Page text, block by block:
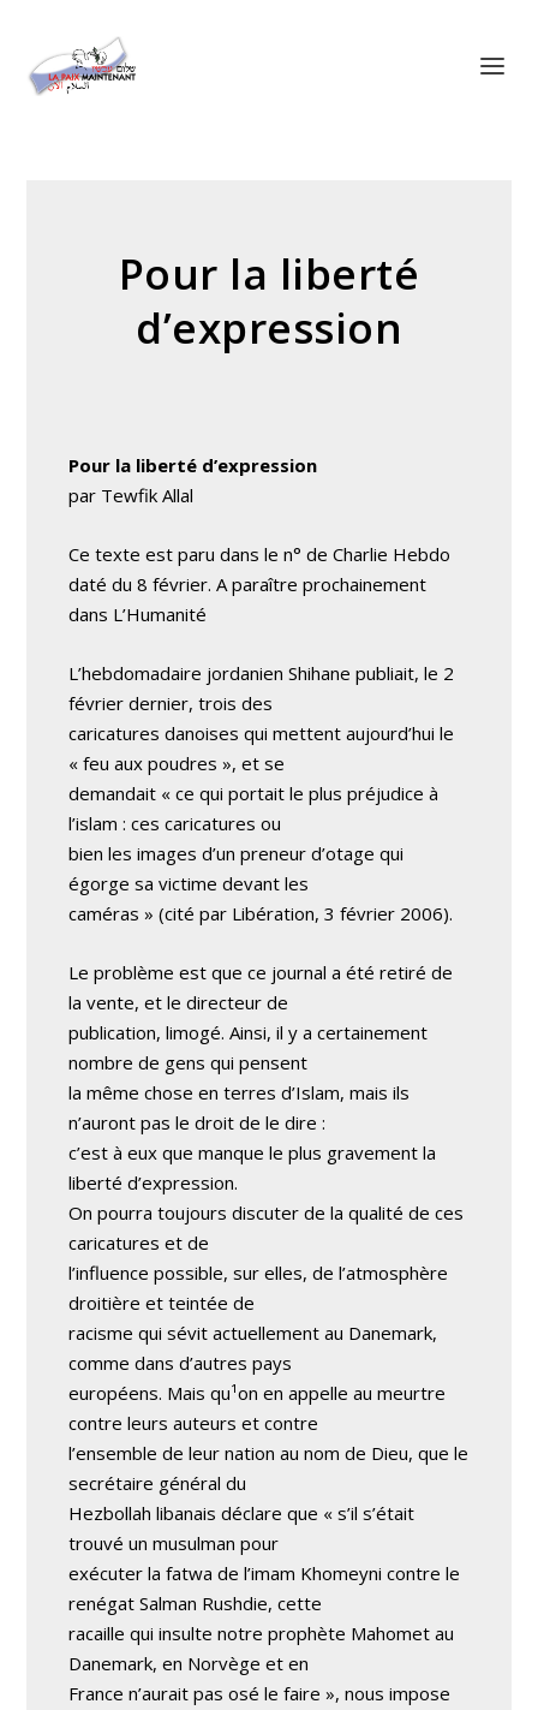
Pour la liberté
d’expression
Pour la liberté d’expression
par Tewfik Allal
Ce texte est paru dans le n° de Charlie Hebdo
daté du 8 février. A paraître prochainement
dans L’Humanité
L’hebdomadaire jordanien Shihane publiait, le 2
février dernier, trois des
caricatures danoises qui mettent aujourd’hui le
« feu aux poudres », et se
demandait « ce qui portait le plus préjudice à
l’islam : ces caricatures ou
bien les images d’un preneur d’otage qui
égorge sa victime devant les
caméras » (cité par Libération, 3 février 2006).
Le problème est que ce journal a été retiré de
la vente, et le directeur de
publication, limogé. Ainsi, il y a certainement
nombre de gens qui pensent
la même chose en terres d’Islam, mais ils
n’auront pas le droit de le dire :
c’est à eux que manque le plus gravement la
liberté d’expression.
On pourra toujours discuter de la qualité de ces
caricatures et de
l’influence possible, sur elles, de l’atmosphère
droitière et teintée de
racisme qui sévit actuellement au Danemark,
comme dans d’autres pays
européens. Mais qu¹on en appelle au meurtre
contre leurs auteurs et contre
l’ensemble de leur nation au nom de Dieu, que le
secrétaire général du
Hezbollah libanais déclare que « s’il s’était
trouvé un musulman pour
exécuter la fatwa de l’imam Khomeyni contre le
renégat Salman Rushdie, cette
racaille qui insulte notre prophète Mahomet au
Danemark, en Norvège et en
France n’aurait pas osé le faire », nous impose